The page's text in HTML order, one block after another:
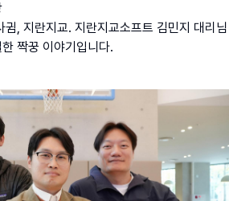
귐, 지란지교. 지란지교소프트 김민지 대리님
짝꿍 이야기입니다.